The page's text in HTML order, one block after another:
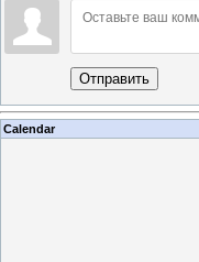
Отправить
Calendar